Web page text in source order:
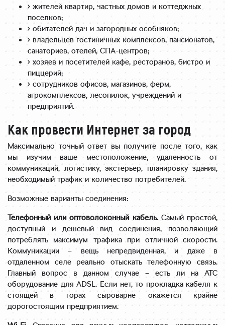
• жителей квартир, частных домов и коттеджных
поселков;
• обитателей дач и загородных особняков;
• владельцев гостиничных комплексов, пансионатов,
санаториев, отелей, СПА-центров;
• хозяев и посетителей кафе, ресторанов, бистро и
пиццерий;
• сотрудников офисов, магазинов, ферм,
агрокомплексов, лесопилок, учреждений и
предприятий.
Как провести Интернет за город
Максимально точный ответ вы получите после того, как
мы изучим ваше местоположение, удаленность от
коммуникаций, логистику, экстерьер, планировку здания,
необходимый трафик и количество потребителей.
Возможные варианты соединения:
Телефонный или оптоволоконный кабель.Самый простой,
доступный и дешевый вид соединения, позволяющий
потреблять максимум трафика при отличной скорости.
Коммуникации – вещь непредвиденная, и даже в
отдаленном селе реально отыскать телефонную связь.
Главный вопрос в данном случае – есть ли на АТС
оборудование для ADSL. Если нет, то прокладка кабеля к
стоящей в горах сыроварне окажется крайне
дорогостоящим предприятием.